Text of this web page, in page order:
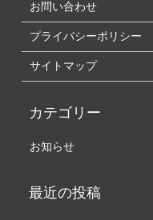
お問い合わせ
プライバシーポリシー
サイトマップ
お知らせ